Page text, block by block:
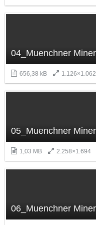
656,38 kB 1.126×1.062
1,03 MB 2.258×1.694